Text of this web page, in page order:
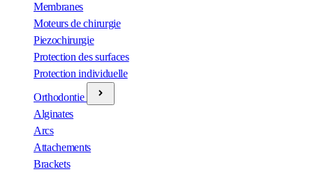
Membranes
Moteurs de chirurgie
Piezochirurgie
Protection des surfaces
Protection individuelle
Orthodontie
Alginates
Arcs
Attachements
Brackets